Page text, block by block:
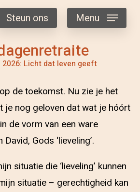
2026: Licht dat leven geeft
Steun ons Menu
de toekomst. Nu zie je het
je nog geloven dat wat je hóórt
de vorm van een ware
Gods ‘lieveling’.
situatie die ‘lieveling’ kunnen
situatie – gerechtigheid kan